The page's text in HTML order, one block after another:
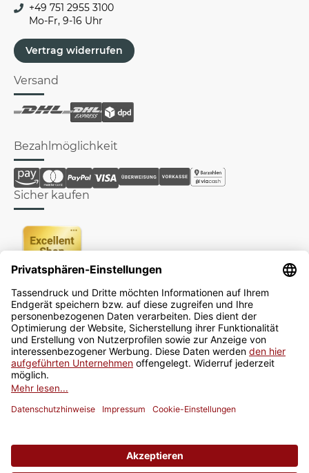
+49 751 2955 3100
Mo-Fr, 9-16 Uhr
Vertrag widerrufen
Versand
Bezahlmöglichkeit
Sicher kaufen
Newsletter